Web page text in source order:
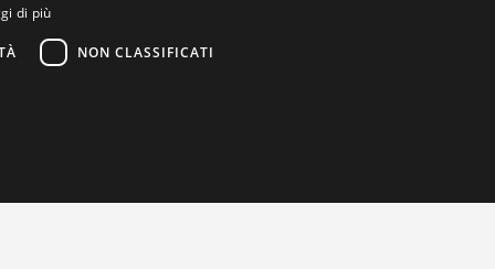
di più
NON CLASSIFICATI